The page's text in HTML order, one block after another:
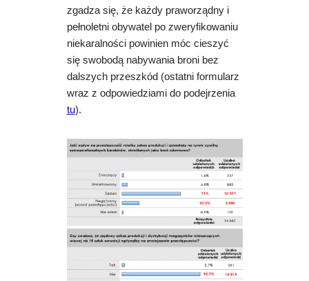
zgadza się, że każdy praworządny i
pełnoletni obywatel po zweryfikowaniu
niekaralności powinien móc cieszyć
się swobodą nabywania broni bez
dalszych przeszkód (ostatni formularz
wraz z odpowiedziami do podejrzenia
tu).